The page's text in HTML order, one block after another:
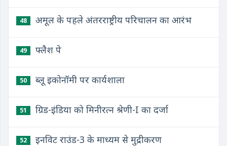
48 अमूल के पहले अंतरराष्ट्रीय परिचालन का आरंभ
49 फ्लैश पे
50 ब्लू इकोनॉमी पर कार्यशाला
51 ग्रिड-इंडिया को मिनीरत्न श्रेणी-I का दर्जा
52 इनविट राउंड-3 के माध्यम से मुद्रीकरण